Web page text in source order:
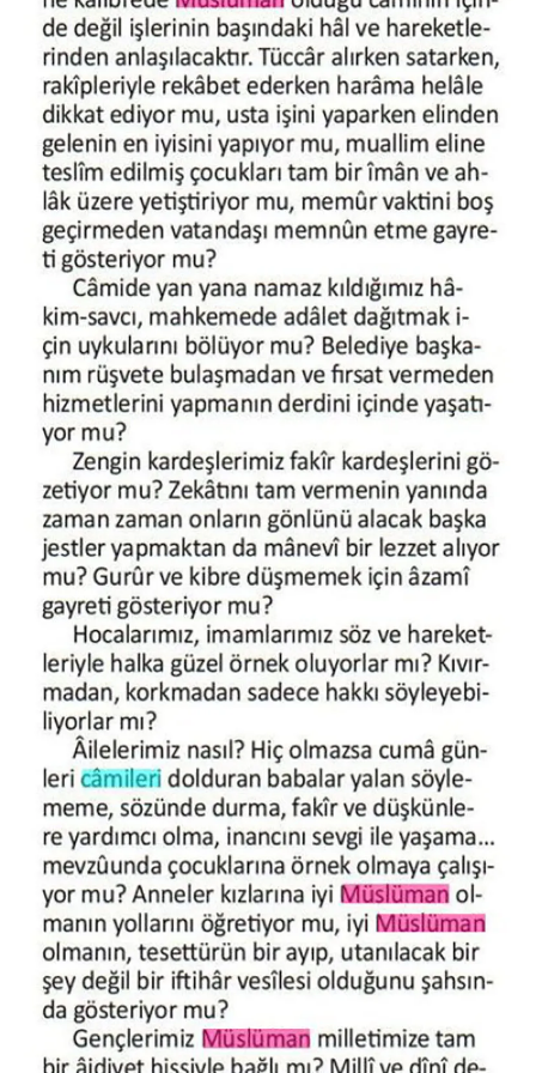
Gümüşhane Müftülüğü
Hakkari Müftülüğü
Hatay Müftülüğü
Iğdır Müftülüğü
Isparta Müftülüğü
İstanbul Müftülüğü
İzmir Müftülüğü
Kahramanmaraş Müftülüğü
Karabük Müftülüğü
Karaman Müftülüğü
Kars Müftülüğü
Kastamonu Müftülüğü
Kayseri Müftülüğü
Kilis Müftülüğü
Kırıkkale Müftülüğü
Kırklareli Müftülüğü
Kırşehir Müftülüğü
Kocaeli Müftülüğü